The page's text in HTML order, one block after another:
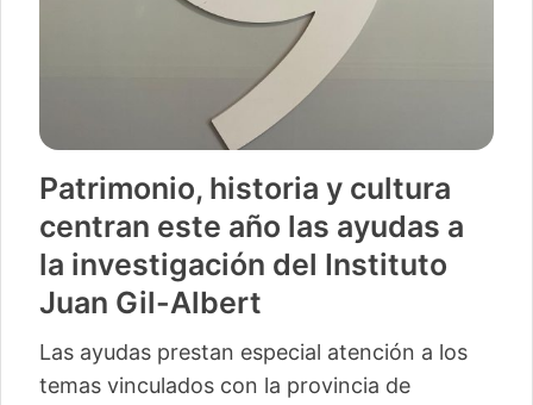
Patrimonio, historia y cultura
centran este año las ayudas a
la investigación del Instituto
Juan Gil-Albert
Las ayudas prestan especial atención a los
temas vinculados con la provincia de